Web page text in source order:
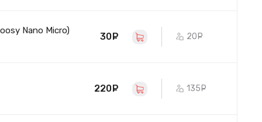
Nano Micro)
30 руб. 20
220 руб. 135